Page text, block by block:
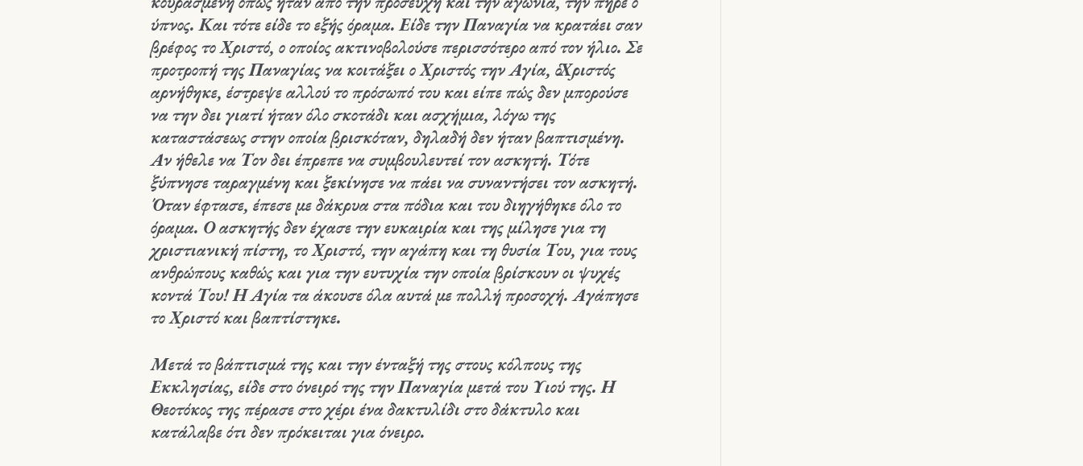
ύπνος. Και τότε είδε το εξής όραμα. Είδε την Παναγία να κρατάει σαν
βρέφος το Χριστό, ο οποίος ακτινοβολούσε περισσότερο από τον ήλιο. Σε
προτροπή της Παναγίας να κοιτάξει ο Χριστός την Αγία, ὁ Χριστός
αρνήθηκε, έστρεψε αλλού το πρόσωπό του και είπε πώς δεν μπορούσε
να την δει γιατί ήταν όλο σκοτάδι και ασχήμια, λόγω της
καταστάσεως στην οποία βρισκόταν, δηλαδή δεν ήταν βαπτισμένη.
Αν ήθελε να Τον δει έπρεπε να συμβουλευτεί τον ασκητή. Τότε
ξύπνησε ταραγμένη και ξεκίνησε να πάει να συναντήσει τον ασκητή.
Όταν έφτασε, έπεσε με δάκρυα στα πόδια και του διηγήθηκε όλο το
όραμα. Ο ασκητής δεν έχασε την ευκαιρία και της μίλησε για τη
χριστιανική πίστη, το Χριστό, την αγάπη και τη θυσία Του, για τους
ανθρώπους καθώς και για την ευτυχία την οποία βρίσκουν οι ψυχές
κοντά Του! Η Αγία τα άκουσε όλα αυτά με πολλή προσοχή. Αγάπησε
το Χριστό και βαπτίστηκε.
Μετά το βάπτισμά της και την ένταξή της στους κόλπους της
Εκκλησίας, είδε στο όνειρό της την Παναγία μετά του Υιού της. Η
Θεοτόκος της πέρασε στο χέρι ένα δακτυλίδι στο δάκτυλο και
κατάλαβε ότι δεν πρόκειται για όνειρο.